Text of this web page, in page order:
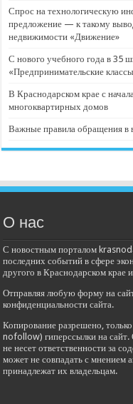
Спрос на технологическую
предложение — к такому
недвижимости «Движение»
С нового учебного года в 35
«Предпринимательские
В Краснодарском крае с
многоквартирных домов
Важные правила обращения
О нас
С новостным порталом
последних событий в сфере
другого в Краснодарском крае
Отправляя любую форму на
конфиденциальности сайта.
Копирование разрешено,
nofollow) гиперссылки на сайт.
не несет ответственности за
может не совпадать с мнением
принадлежат их владельцам.